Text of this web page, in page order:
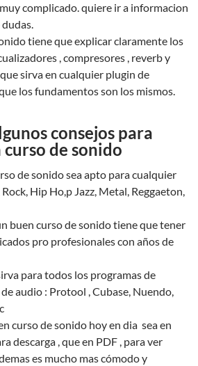
complicado. quiere ir a informacion
tiene que explicar claramente los
, compresores , reverb y
sirva en cualquier plugin de
los fundamentos son los mismos.
consejos para
de sonido
de sonido sea apto para cualquier
Hip Ho,p Jazz, Metal, Reggaeton,
buen curso de sonido tiene que tener
pro profesionales con años de
para todos los programas de
audio : Protool , Cubase, Nuendo,
curso de sonido hoy en dia sea en
descarga , que en PDF , para ver
es mucho mas cómodo y